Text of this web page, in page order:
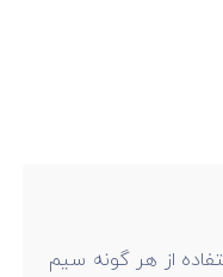
از هر گونه سیم